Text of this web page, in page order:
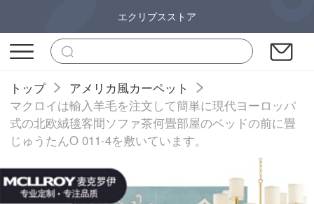
エクリプスストア
トップ
アメリカ風カーペット
マクロイは輸入羊毛を注文して簡単に現代ヨーロッパ
式の北欧絨毯客間ソファ茶何畳部屋のベッドの前に畳
じゅうたんO 011-4を敷いています。